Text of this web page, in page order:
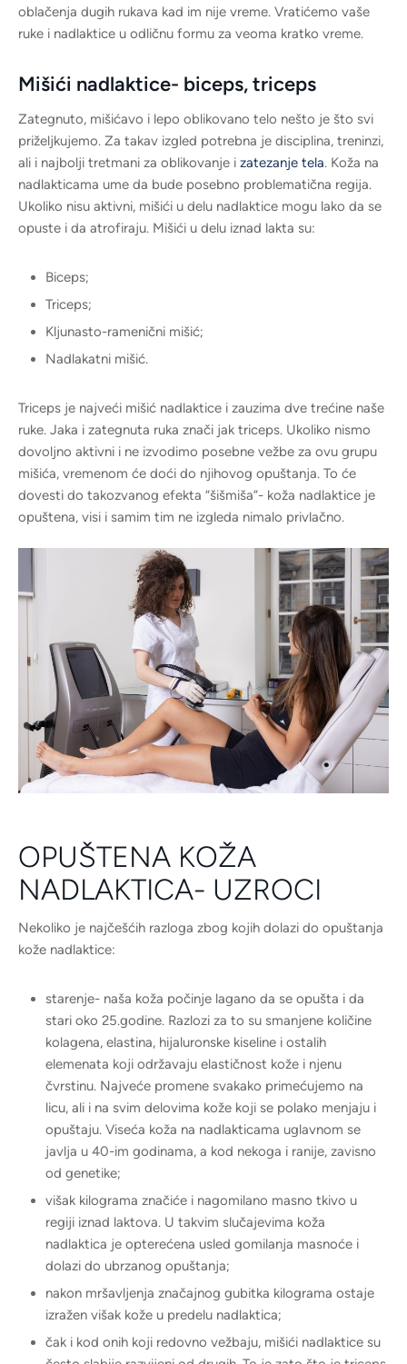
oblačenja dugih rukava kad im nije vreme. Vratićemo vaše
ruke i nadlaktice u odličnu formu za veoma kratko vreme.
Mišići nadlaktice- biceps, triceps
Zategnuto, mišićavo i lepo oblikovano telo nešto je što svi
priželjkujemo. Za takav izgled potrebna je disciplina, treninzi,
ali i najbolji tretmani za oblikovanje i zatezanje tela. Koža na
nadlakticama ume da bude posebno problematična regija.
Ukoliko nisu aktivni, mišići u delu nadlaktice mogu lako da se
opuste i da atrofiraju. Mišići u delu iznad lakta su:
Biceps;
Triceps;
Kljunasto-ramenični mišić;
Nadlakatni mišić.
Triceps je najveći mišić nadlaktice i zauzima dve trećine naše
ruke. Jaka i zategnuta ruka znači jak triceps. Ukoliko nismo
dovoljno aktivni i ne izvodimo posebne vežbe za ovu grupu
mišića, vremenom će doći do njihovog opuštanja. To će
dovesti do takozvanog efekta “šišmiša”- koža nadlaktice je
opuštena, visi i samim tim ne izgleda nimalo privlačno.
OPUŠTENA KOŽA
NADLAKTICA- UZROCI
Nekoliko je najčešćih razloga zbog kojih dolazi do opuštanja
kože nadlaktice:
starenje- naša koža počinje lagano da se opušta i da
stari oko 25.godine. Razlozi za to su smanjene količine
kolagena, elastina, hijaluronske kiseline i ostalih
elemenata koji održavaju elastičnost kože i njenu
čvrstinu. Najveće promene svakako primećujemo na
licu, ali i na svim delovima kože koji se polako menjaju i
opuštaju. Viseća koža na nadlakticama uglavnom se
javlja u 40-im godinama, a kod nekoga i ranije, zavisno
od genetike;
višak kilograma značiće i nagomilano masno tkivo u
regiji iznad laktova. U takvim slučajevima koža
nadlaktica je opterećena usled gomilanja masnoće i
dolazi do ubrzanog opuštanja;
nakon mršavljenja značajnog gubitka kilograma ostaje
izražen višak kože u predelu nadlaktica;
čak i kod onih koji redovno vežbaju, mišići nadlaktice su